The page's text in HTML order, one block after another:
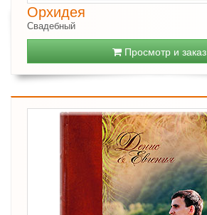
Орхидея
Свадебный
Просмотр и заказ